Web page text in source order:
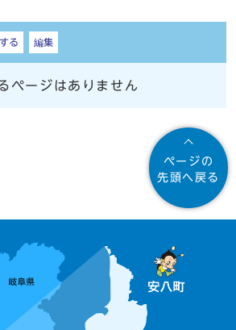
る 編集
ページはありません
ページの
先頭へ戻る